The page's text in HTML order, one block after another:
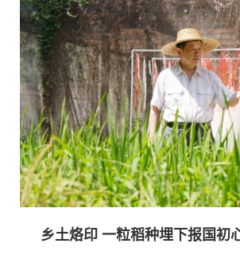
乡土烙印 一粒稻种埋下报国初